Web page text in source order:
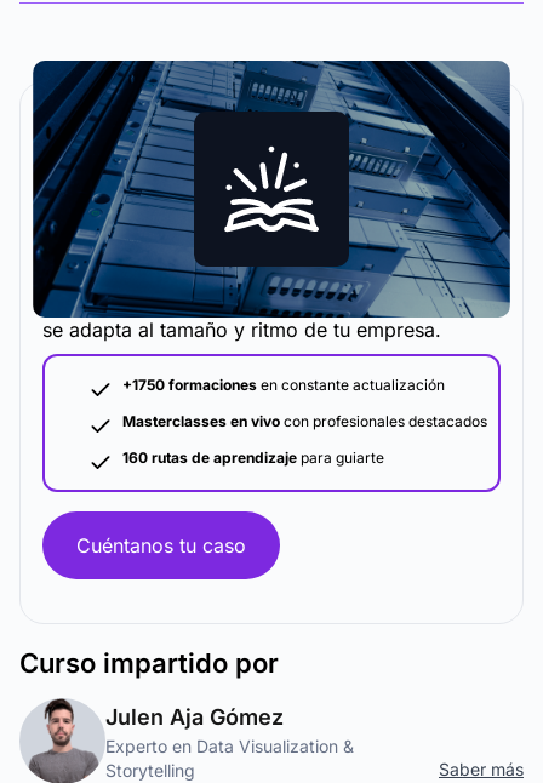
La metodología y plataforma de formación que
se adapta al tamaño y ritmo de tu empresa.
+1750 formaciones en constante actualización
Masterclasses en vivo con profesionales destacados
160 rutas de aprendizaje para guiarte
Cuéntanos tu caso
Curso impartido por
Julen Aja Gómez
Experto en Data Visualization &
Storytelling
Saber más